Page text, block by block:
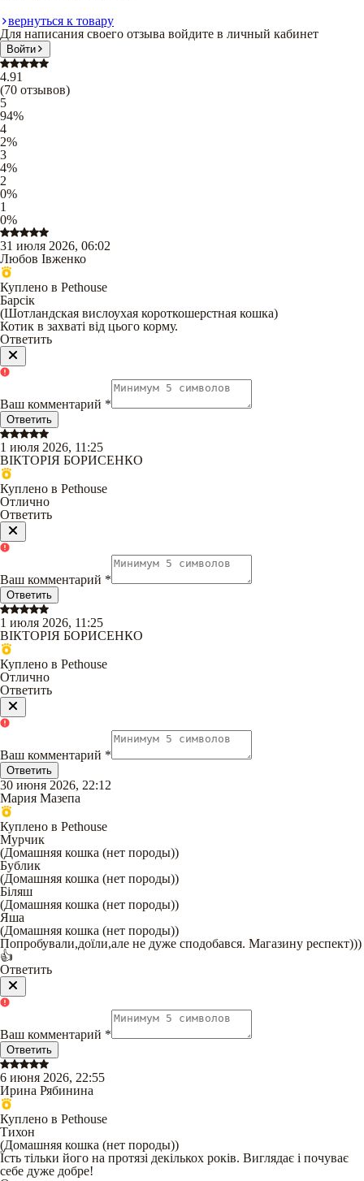
вернуться к товару
Для написания своего отзыва войдите в личный кабинет
Войти
4.91
(70 отзывов)
5
94%
4
2%
3
4%
2
0%
1
0%
31 июля 2026, 06:02
Любов Івженко
Куплено в Pethouse
Барсік
(Шотландская вислоухая короткошерстная кошка)
Котик в захваті від цього корму.
Ответить
Ваш комментарий *
Ответить
1 июля 2026, 11:25
ВІКТОРІЯ БОРИСЕНКО
Куплено в Pethouse
Отлично
Ответить
Ваш комментарий *
Ответить
1 июля 2026, 11:25
ВІКТОРІЯ БОРИСЕНКО
Куплено в Pethouse
Отлично
Ответить
Ваш комментарий *
Ответить
30 июня 2026, 22:12
Мария Мазепа
Куплено в Pethouse
Мурчик
(Домашняя кошка (нет породы))
Бублик
(Домашняя кошка (нет породы))
Біляш
(Домашняя кошка (нет породы))
Яша
(Домашняя кошка (нет породы))
Попробували,доїли,але не дуже сподобався. Магазину респект)))
👍
Ответить
Ваш комментарий *
Ответить
6 июня 2026, 22:55
Ирина Рябинина
Куплено в Pethouse
Тихон
(Домашняя кошка (нет породы))
Їсть тільки його на протязі декількох років. Виглядає і почуває
себе дуже добре!